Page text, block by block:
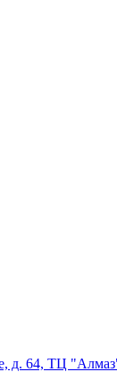
д. 64, ТЦ